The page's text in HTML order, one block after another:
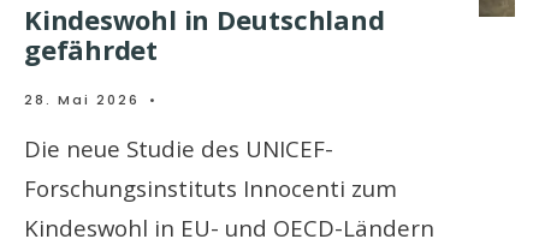
Kindeswohl in Deutschland
gefährdet
28. Mai 2026 •
Die neue Studie des UNICEF-
Forschungsinstituts Innocenti zum
Kindeswohl in EU- und OECD-Ländern